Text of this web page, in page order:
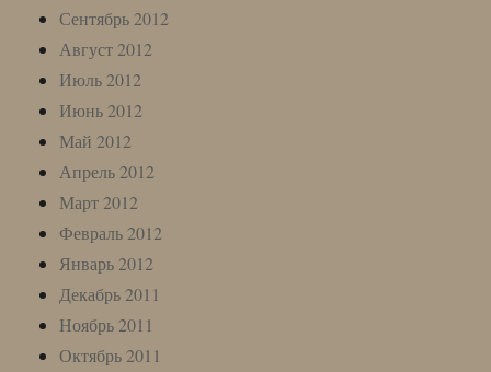
Сентябрь 2012
Август 2012
Июль 2012
Июнь 2012
Май 2012
Апрель 2012
Март 2012
Февраль 2012
Январь 2012
Декабрь 2011
Ноябрь 2011
Октябрь 2011